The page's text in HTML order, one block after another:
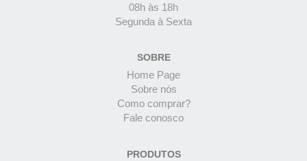
08h às 18h
Segunda à Sexta
SOBRE
Home Page
Sobre nós
Como comprar?
Fale conosco
PRODUTOS